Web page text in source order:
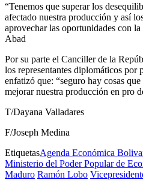
“Tenemos que superar los
afectado nuestra producción y así
aprovechar las oportunidades con
Abad
Por su parte el Canciller de la
los representantes diplomáticos por
enfatizó que: “seguro hay cosas
mejorar nuestra producción en pro
T/Dayana Valladares
F/Joseph Medina
EtiquetasAgenda Económica
Ministerio del Poder Popular de
Maduro Ramón Lobo